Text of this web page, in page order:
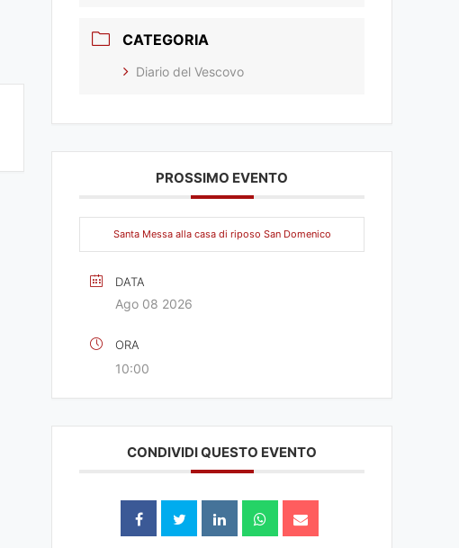
CATEGORIA
Diario del Vescovo
PROSSIMO EVENTO
Santa Messa alla casa di riposo San Domenico
DATA
Ago 08 2026
ORA
10:00
CONDIVIDI QUESTO EVENTO